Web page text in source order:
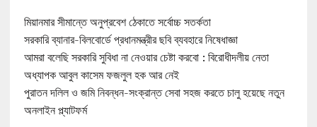
মিয়ানমার সীমান্তে অনুপ্রবেশ ঠেকাতে সর্বোচ্চ সতর্কতা
সরকারি ব্যানার-বিলবোর্ডে প্রধানমন্ত্রীর ছবি ব্যবহারে নিষেধাজ্ঞা
আমরা বলেছি সরকারি সুবিধা না নেওয়ার চেষ্টা করবো : বিরোধীদলীয় নেতা
অধ্যাপক আবুল কাসেম ফজলুল হক আর নেই
পুরাতন দলিল ও জমি নিবন্ধন-সংক্রান্ত সেবা সহজ করতে চালু হয়েছে নতুন
অনলাইন প্ল্যাটফর্ম